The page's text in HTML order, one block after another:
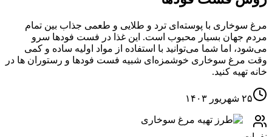
با پوسته‌ای ترد و طلایی و طعمی جذاب بین تمام
بسیار محبوب است. این غذا در فست فودها سرو
اما شما می‌توانید با استفاده از مواد اولیه ساده و کمی
سوخاری خوشمزه‌ای شبیه فست فودها و رستوران ها در
کنید.